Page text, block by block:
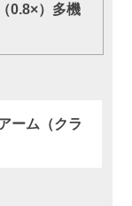
0.8×）多機
ーム（クラ